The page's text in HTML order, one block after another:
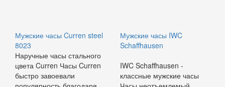
Мужские часы Curren steel
8023
Наручные часы стального
цвета Curren Часы Curren
быстро завоевали
Мужские часы IWC
Schaffhausen
IWC Schaffhausen -
классные мужские часы